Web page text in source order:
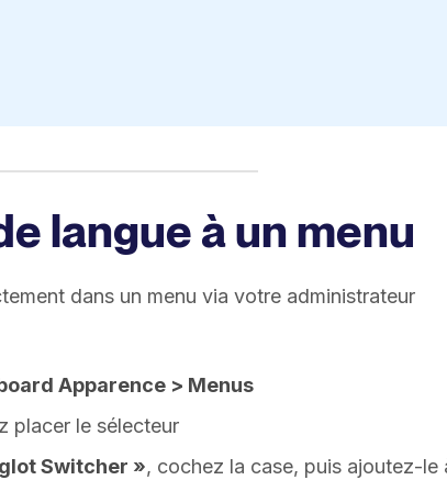
langue à un menu
dans un menu via votre administrateur
Apparence > Menus
placer le sélecteur
Switcher », cochez la case, puis ajoutez-le